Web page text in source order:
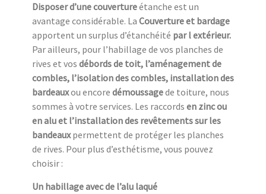
Disposer d’une couvertureétanche est un
avantage considérable. La Couverture et bardage
apportent un surplus d’étanchéité par l extérieur.
Par ailleurs, pour l’habillage de vos planches de
rives et vos débords de toit, l’aménagement de
combles, l’isolation des combles, installation des
bardeauxou encore démoussagede toiture, nous
sommes à votre services. Les raccords en zinc ou
en alu et l’installation des revêtements sur les
bandeauxpermettent de protéger les planches
de rives. Pour plus d’esthétisme, vous pouvez
choisir :
Un habillage avec de l’alu laqué